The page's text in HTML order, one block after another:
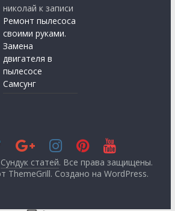
николай к записи
Ремонт пылесоса
своими руками.
Замена
двигателя в
пылесосе
Самсунг
Сундук статей. Все права защищены.
ThemeGrill. Создано наWordPress.